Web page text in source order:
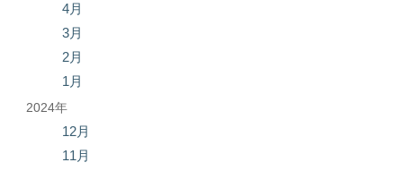
4月
3月
2月
1月
2024年
12月
11月